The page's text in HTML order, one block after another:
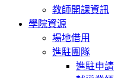
教師開課資訊
學院資源
場地借用
進駐團隊
進駐申請